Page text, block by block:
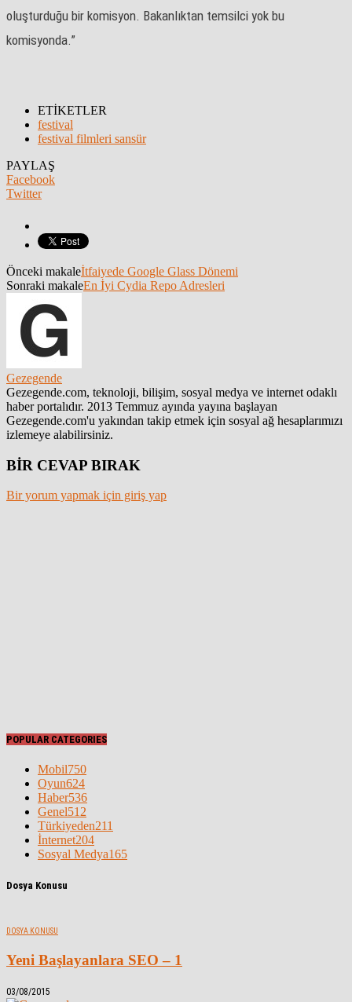
oluşturduğu bir komisyon. Bakanlıktan temsilci yok bu
komisyonda.”
ETİKETLER
festival
festival filmleri sansür
PAYLAŞ
Facebook
Twitter
Önceki makaleİtfaiyede Google Glass Dönemi
Sonraki makaleEn İyi Cydia Repo Adresleri
Gezegende
Gezegende.com, teknoloji, bilişim, sosyal medya ve internet odaklı
haber portalıdır. 2013 Temmuz ayında yayına başlayan
Gezegende.com'u yakından takip etmek için sosyal ağ hesaplarımızı
izlemeye alabilirsiniz.
BİR CEVAP BIRAK
Bir yorum yapmak için giriş yap
POPULAR CATEGORIES
Mobil750
Oyun624
Haber536
Genel512
Türkiyeden211
İnternet204
Sosyal Medya165
Dosya Konusu
DOSYA KONUSU
Yeni Başlayanlara SEO – 1
03/08/2015